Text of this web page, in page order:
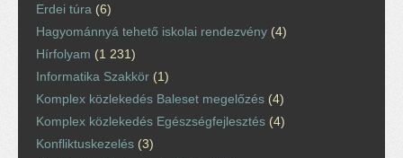
Erdei túra (6)
Hagyománnyá tehető iskolai rendezvény (4)
Hírfolyam (1 231)
Informatika Szakkör (1)
Komplex közlekedés Baleset megelőzés (4)
Komplex közlekedés Egészségfejlesztés (4)
Konfliktuskezelés (3)